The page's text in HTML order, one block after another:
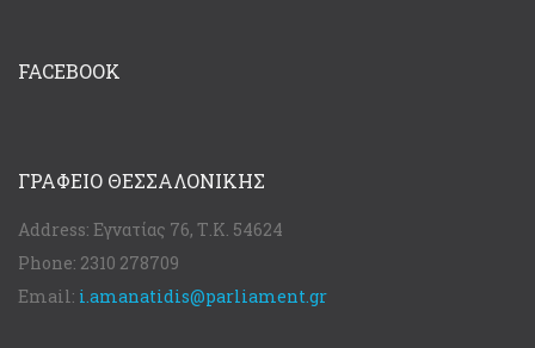
FACEBOOK
ΓΡΑΦΕΊΟ ΘΕΣΣΑΛΟΝΊΚΗΣ
Address: Εγνατίας 76, Τ.Κ. 54624
Phone: 2310 278709
Email: i.amanatidis@parliament.gr